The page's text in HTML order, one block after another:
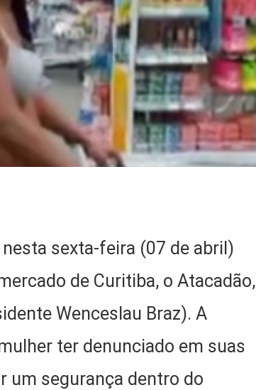
sexta-feira (07 de abril)
de Curitiba, o Atacadão,
Wenceslau Braz). A
ter denunciado em suas
um segurança dentro do